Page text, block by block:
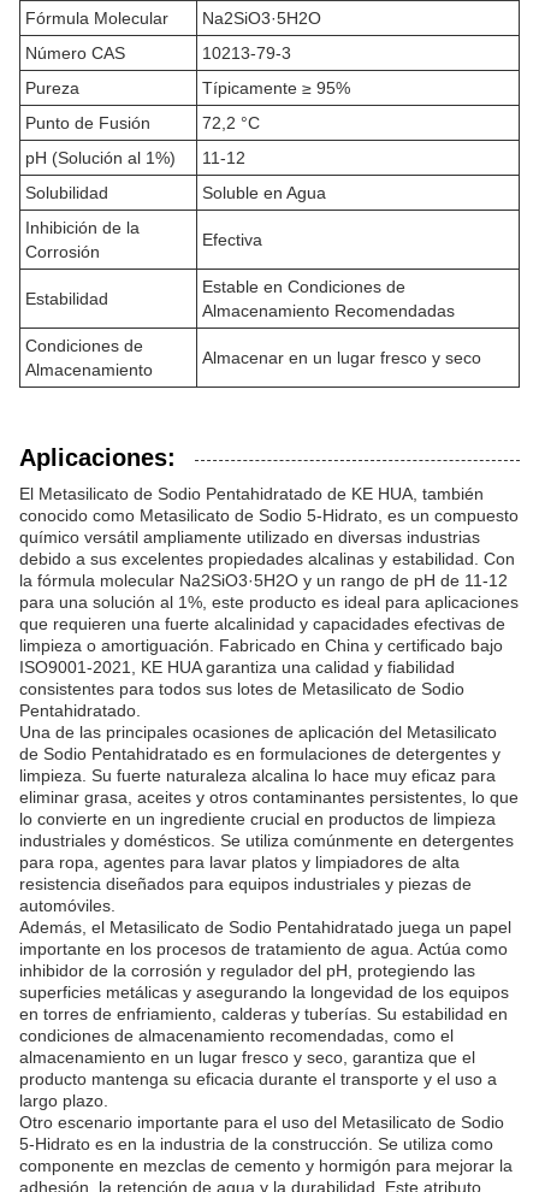
Fórmula Molecular
Na2SiO3·5H2O
Número CAS
10213-79-3
Pureza
Típicamente ≥ 95%
Punto de Fusión
72,2 °C
pH (Solución al 1%)
11-12
Solubilidad
Soluble en Agua
Inhibición de la
Corrosión
Efectiva
Estabilidad
Estable en Condiciones de
Almacenamiento Recomendadas
Condiciones de
Almacenamiento
Almacenar en un lugar fresco y seco
Aplicaciones:
El Metasilicato de Sodio Pentahidratado de KE HUA, también
conocido como Metasilicato de Sodio 5-Hidrato, es un compuesto
químico versátil ampliamente utilizado en diversas industrias
debido a sus excelentes propiedades alcalinas y estabilidad. Con
la fórmula molecular Na2SiO3·5H2O y un rango de pH de 11-12
para una solución al 1%, este producto es ideal para aplicaciones
que requieren una fuerte alcalinidad y capacidades efectivas de
limpieza o amortiguación. Fabricado en China y certificado bajo
ISO9001-2021, KE HUA garantiza una calidad y fiabilidad
consistentes para todos sus lotes de Metasilicato de Sodio
Pentahidratado.
Una de las principales ocasiones de aplicación del Metasilicato
de Sodio Pentahidratado es en formulaciones de detergentes y
limpieza. Su fuerte naturaleza alcalina lo hace muy eficaz para
eliminar grasa, aceites y otros contaminantes persistentes, lo que
lo convierte en un ingrediente crucial en productos de limpieza
industriales y domésticos. Se utiliza comúnmente en detergentes
para ropa, agentes para lavar platos y limpiadores de alta
resistencia diseñados para equipos industriales y piezas de
automóviles.
Además, el Metasilicato de Sodio Pentahidratado juega un papel
importante en los procesos de tratamiento de agua. Actúa como
inhibidor de la corrosión y regulador del pH, protegiendo las
superficies metálicas y asegurando la longevidad de los equipos
en torres de enfriamiento, calderas y tuberías. Su estabilidad en
condiciones de almacenamiento recomendadas, como el
almacenamiento en un lugar fresco y seco, garantiza que el
producto mantenga su eficacia durante el transporte y el uso a
largo plazo.
Otro escenario importante para el uso del Metasilicato de Sodio
5-Hidrato es en la industria de la construcción. Se utiliza como
componente en mezclas de cemento y hormigón para mejorar la
adhesión, la retención de agua y la durabilidad. Este atributo